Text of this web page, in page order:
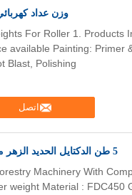
وزن عداد
اتصل
For Roller 1. Products
available Painting: Primer
Polishing , ...
5 طن الدكتايل الحديد الزهر موازنة التمهيدي اللوحة لآلات الغابات
Machinery With
weight Material : FDC450